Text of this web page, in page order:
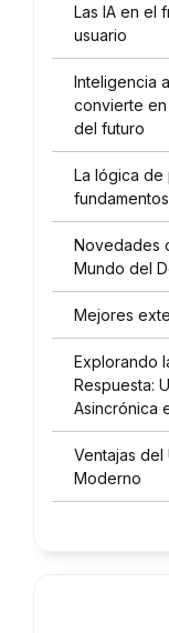
Las IA en el
usuario
Inteligencia
convierte
del futuro
La lógica de
Novedades
Mundo del
Mejores
Explorando
Respuesta:
Asincrónica
Ventajas
Moderno